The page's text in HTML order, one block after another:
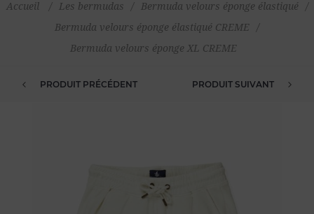
Accueil / Les bermudas / Bermuda velours éponge élastiqué
/
Bermuda velours éponge élastiqué CREME
/
Bermuda velours éponge XL CREME
PRODUIT PRÉCÉDENT PRODUIT SUIVANT